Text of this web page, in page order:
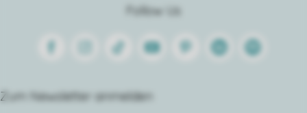
Follow Us
FacebookInstagram
Tiktok Youtube PinterestLinkedinSpotify
Zum Newsletter anmelden